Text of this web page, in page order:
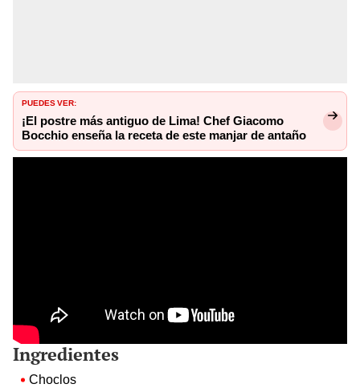
PUEDES VER:
¡El postre más antiguo de Lima! Chef Giacomo
Bocchio enseña la receta de este manjar de antaño
Ingredientes
Choclos